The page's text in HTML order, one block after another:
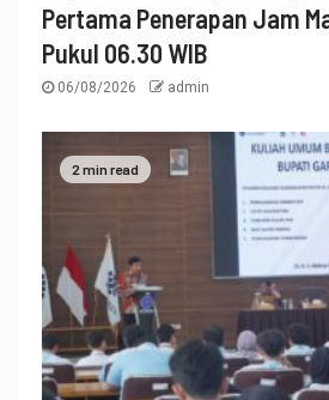
Pertama Penerapan Jam
Pukul 06.30 WIB
06/08/2026 admin
2 min read